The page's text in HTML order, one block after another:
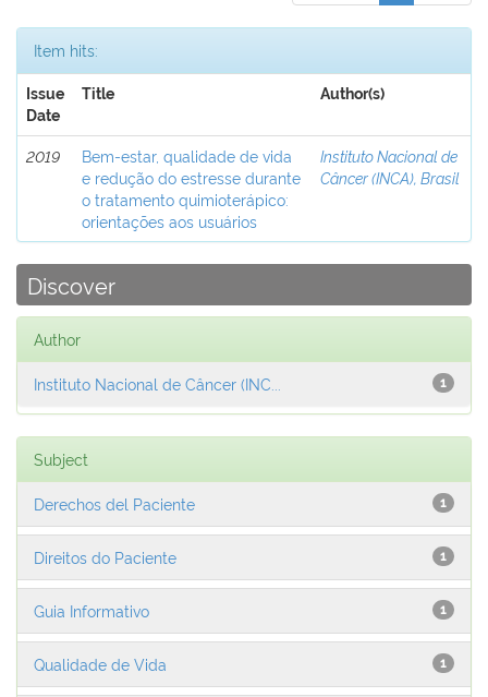
Item hits:
Issue
Date
Title Author(s)
2019
Bem-estar, qualidade de vida
e redução do estresse durante
o tratamento quimioterápico:
orientações aos usuários
Instituto Nacional de
Câncer (INCA), Brasil
Discover
Author
1
Instituto Nacional de Câncer (INC...
Subject
1
Derechos del Paciente
1
Direitos do Paciente
1
Guia Informativo
1
Qualidade de Vida